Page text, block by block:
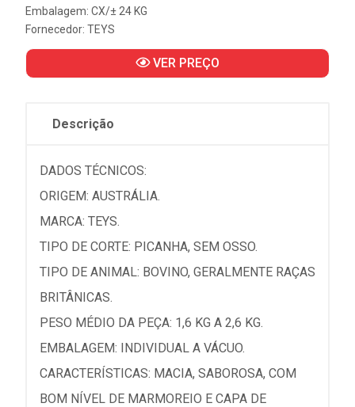
Embalagem: CX/± 24 KG
Fornecedor: TEYS
VER PREÇO
Descrição
DADOS TÉCNICOS:
ORIGEM: AUSTRÁLIA.
MARCA: TEYS.
TIPO DE CORTE: PICANHA, SEM OSSO.
TIPO DE ANIMAL: BOVINO, GERALMENTE RAÇAS
BRITÂNICAS.
PESO MÉDIO DA PEÇA: 1,6 KG A 2,6 KG.
EMBALAGEM: INDIVIDUAL A VÁCUO.
CARACTERÍSTICAS: MACIA, SABOROSA, COM
BOM NÍVEL DE MARMOREIO E CAPA DE